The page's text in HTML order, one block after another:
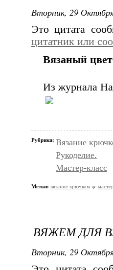
Вторник, 29
Это цитата
цитатник или
Вязаный
Из журнала
Рубрики: Вязание
Рукоделие.
Мастер-класс
Метки: вязание крючком
ВЯЖЕМ ДЛЯ
Вторник, 29